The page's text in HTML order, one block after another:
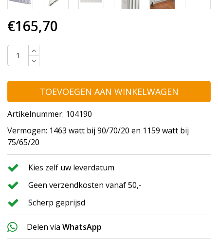
€165,70
TOEVOEGEN AAN WINKELWAGEN
Artikelnummer: 104190
Vermogen: 1463 watt bij 90/70/20 en 1159 watt bij
75/65/20
Kies zelf uw leverdatum
Geen verzendkosten vanaf 50,-
Scherp geprijsd
Delen via WhatsApp